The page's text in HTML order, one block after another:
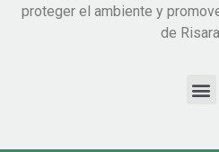
proteger el ambiente y
de